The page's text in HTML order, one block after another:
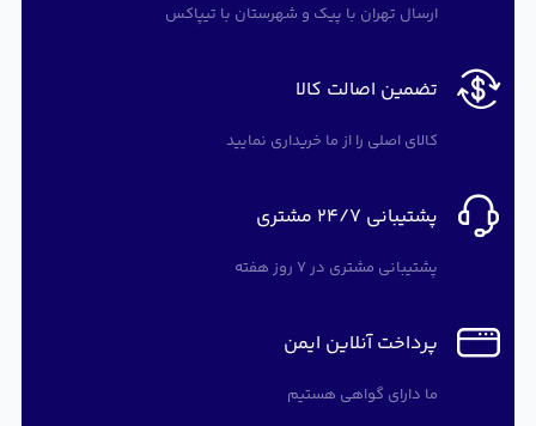
ارسال تهران با پیک و شهرستان با تیپاکس
تضمین اصالت کالا
کالای اصلی را از ما خریداری نمایید
پشتیبانی 24/7 مشتری
پشتیبانی مشتری در 7 روز هفته
پرداخت آنلاین ایمن
ما دارای گواهی هستیم